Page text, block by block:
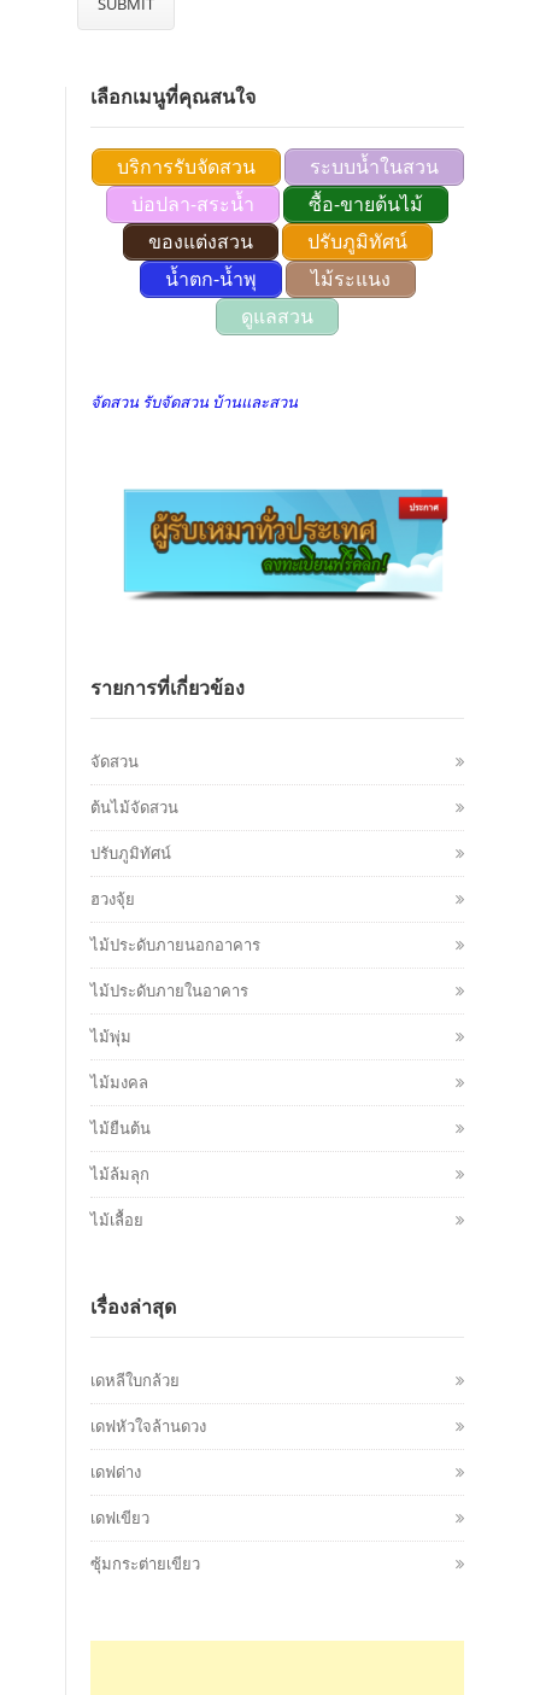
เลือกเมนูที่คุณสนใจ
บริการรับจัดสวน
ระบบน้ำในสวน
บ่อปลา-สระน้ำ
ซื้อ-ขายต้นไม้
ของแต่งสวน
ปรับภูมิทัศน์
น้ำตก-น้ำพุ
ไม้ระแนง
ดูแลสวน
จัดสวน รับจัดสวน บ้านและสวน
รายการที่เกี่ยวข้อง
จัดสวน
ต้นไม้จัดสวน
ปรับภูมิทัศน์
ฮวงจุ้ย
ไม้ประดับภายนอกอาคาร
ไม้ประดับภายในอาคาร
ไม้พุ่ม
ไม้มงคล
ไม้ยืนต้น
ไม้ล้มลุก
ไม้เลื้อย
เรื่องล่าสุด
เดหลีใบกล้วย
เดฟหัวใจล้านดวง
เดฟด่าง
เดฟเขียว
ซุ้มกระต่ายเขียว